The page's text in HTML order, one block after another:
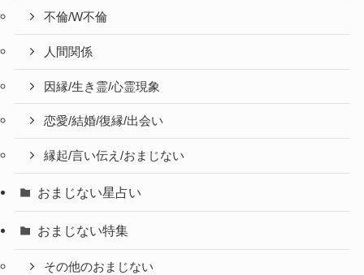
不倫/W不倫
人間関係
因縁/生き霊/心霊現象
恋愛/結婚/復縁/出会い
縁起/言い伝え/おまじない
おまじない星占い
おまじない特集
その他のおまじない